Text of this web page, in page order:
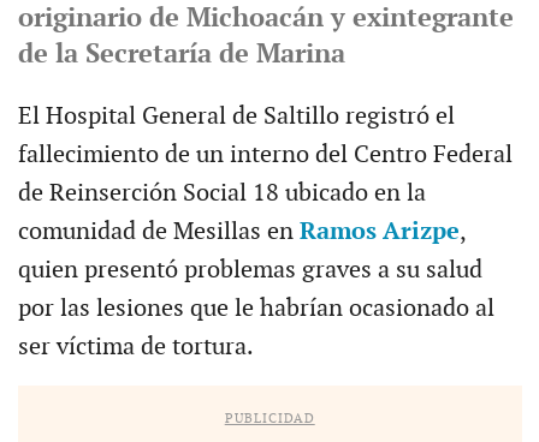
originario de Michoacán y exintegrante
de la Secretaría de Marina
El Hospital General de Saltillo registró el
fallecimiento de un interno del Centro Federal
de Reinserción Social 18 ubicado en la
comunidad de Mesillas en Ramos Arizpe,
quien presentó problemas graves a su salud
por las lesiones que le habrían ocasionado al
ser víctima de tortura.
PUBLICIDAD